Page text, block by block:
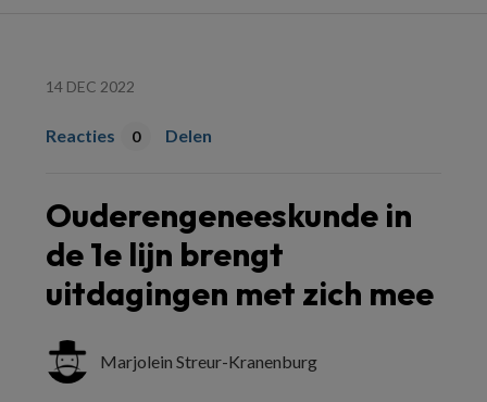
14 DEC 2022
Reacties 0 Delen
Ouderengeneeskunde in
de 1e lijn brengt
uitdagingen met zich mee
Marjolein Streur-Kranenburg